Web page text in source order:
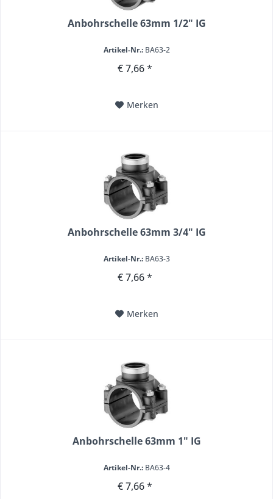
Anbohrschelle 63mm 1/2" IG
Artikel-Nr.:BA63-2
€ 7,66 *
Merken
Anbohrschelle 63mm 3/4" IG
Artikel-Nr.:BA63-3
€ 7,66 *
Merken
Anbohrschelle 63mm 1" IG
Artikel-Nr.:BA63-4
€ 7,66 *